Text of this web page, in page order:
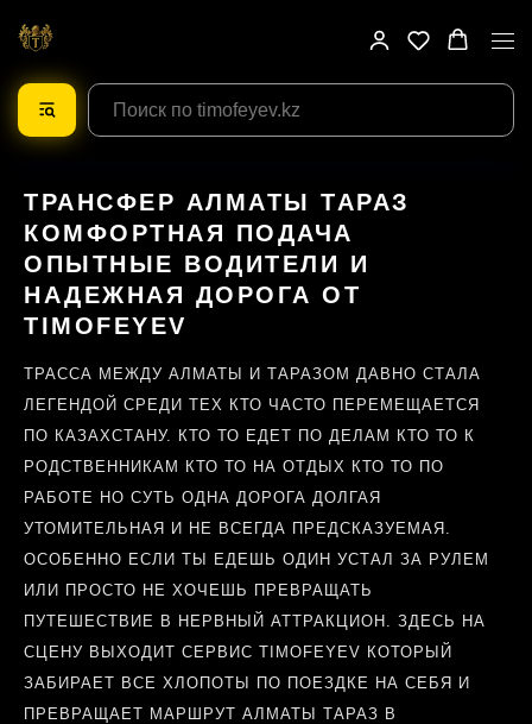
ТРАНСФЕР АЛМАТЫ ТАРАЗ
КОМФОРТНАЯ ПОДАЧА
ОПЫТНЫЕ ВОДИТЕЛИ И
НАДЕЖНАЯ ДОРОГА ОТ
TIMOFEYEV
ТРАССА МЕЖДУ АЛМАТЫ И ТАРАЗОМ ДАВНО СТАЛА
ЛЕГЕНДОЙ СРЕДИ ТЕХ КТО ЧАСТО ПЕРЕМЕЩАЕТСЯ
ПО КАЗАХСТАНУ. КТО ТО ЕДЕТ ПО ДЕЛАМ КТО ТО К
РОДСТВЕННИКАМ КТО ТО НА ОТДЫХ КТО ТО ПО
РАБОТЕ НО СУТЬ ОДНА ДОРОГА ДОЛГАЯ
УТОМИТЕЛЬНАЯ И НЕ ВСЕГДА ПРЕДСКАЗУЕМАЯ.
ОСОБЕННО ЕСЛИ ТЫ ЕДЕШЬ ОДИН УСТАЛ ЗА РУЛЕМ
ИЛИ ПРОСТО НЕ ХОЧЕШЬ ПРЕВРАЩАТЬ
ПУТЕШЕСТВИЕ В НЕРВНЫЙ АТТРАКЦИОН. ЗДЕСЬ НА
СЦЕНУ ВЫХОДИТ СЕРВИС TIMOFEYEV КОТОРЫЙ
ЗАБИРАЕТ ВСЕ ХЛОПОТЫ ПО ПОЕЗДКЕ НА СЕБЯ И
ПРЕВРАЩАЕТ МАРШРУТ АЛМАТЫ ТАРАЗ В